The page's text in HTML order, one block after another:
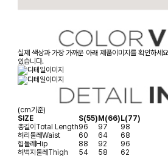
실제 색상과 가장 가까운 아래 제품이미지를 확인하세
있습니다.
(cm기준)
SIZE
S(55) M(66) L(77)
총길이 Total Length96 97
98
허리둘레 Waist 60 64
68
힙둘레 Hip 88 92
96
허벅지둘레 Thigh 54 58
62